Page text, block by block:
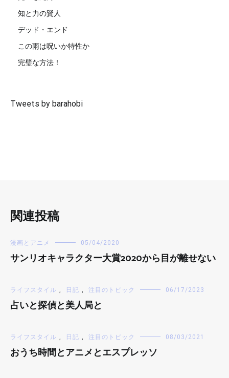
知と力の賢人
デッド・エンド
この雨は呪いか特性か
完璧な方法！
Tweets by barahobi
関連投稿
漫画とアニメ 05/04/2020
サンリオキャラクター大賞2020から目が離せない
ライフスタイル , 日記 , 注目のトピック 06/17/2023
占いと探偵と美人局と
ライフスタイル , 日記 , 注目のトピック 08/03/2021
おうち時間とアニメとエスプレッソ